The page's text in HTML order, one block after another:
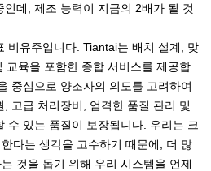
데, 제조 능력이 지금의 2배가 될 것
비유주입니다. Tiantai는 배치 설계, 맞
교육을 포함한 종합 서비스를 제공합
중심으로 양조자의 의도를 고려하여
고급 처리장비, 엄격한 품질 관리 및
수 있는 품질이 보장됩니다. 우리는 크
다는 생각을 고수하기 때문에, 더 많
것을 돕기 위해 우리 시스템을 언제